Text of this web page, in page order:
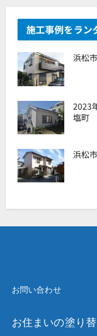
施工事例をラン
浜松
塩
浜松
お問い合わせ
お住まいの塗り